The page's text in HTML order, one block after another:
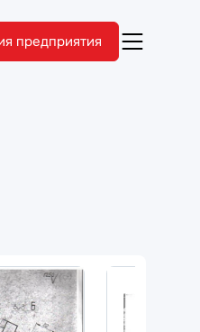
предприятия